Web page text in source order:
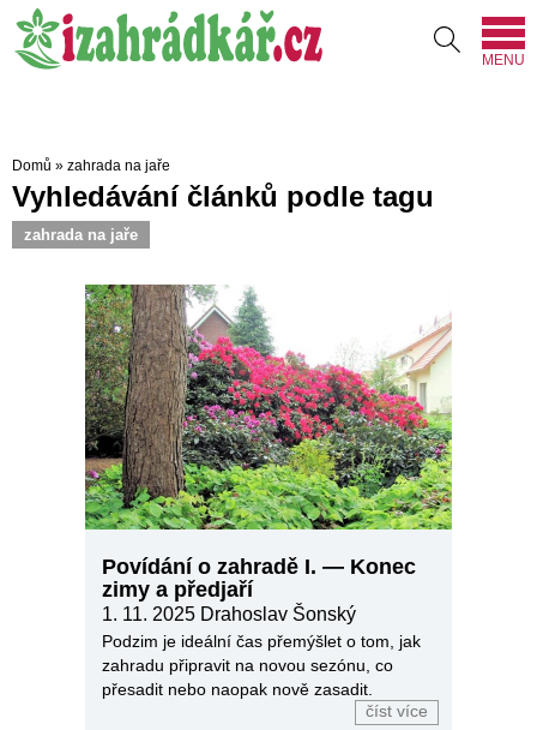
MENU
Domů » zahrada na jaře
Vyhledávání článků podle tagu
zahrada na jaře
Povídání o zahradě I. — Konec
zimy a předjaří
1. 11. 2025 Drahoslav Šonský
Podzim je ideální čas přemýšlet o tom, jak
zahradu připravit na novou sezónu, co
přesadit nebo naopak nově zasadit.
číst více